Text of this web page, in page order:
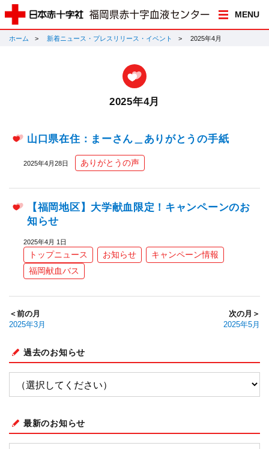
MENU
ホーム 新着ニュース・プレスリリース・イベント 2025年4月
2025年4月
山口県在住：まーさん＿ありがとうの手紙
2025年4月28日 ありがとうの声
【福岡地区】大学献血限定！キャンペーンのお
知らせ
2025年4月 1日
トップニュース お知らせ
キャンペーン情報
福岡献血バス
＜前の月
2025年3月
次の月＞
2025年5月
過去のお知らせ
最新のお知らせ